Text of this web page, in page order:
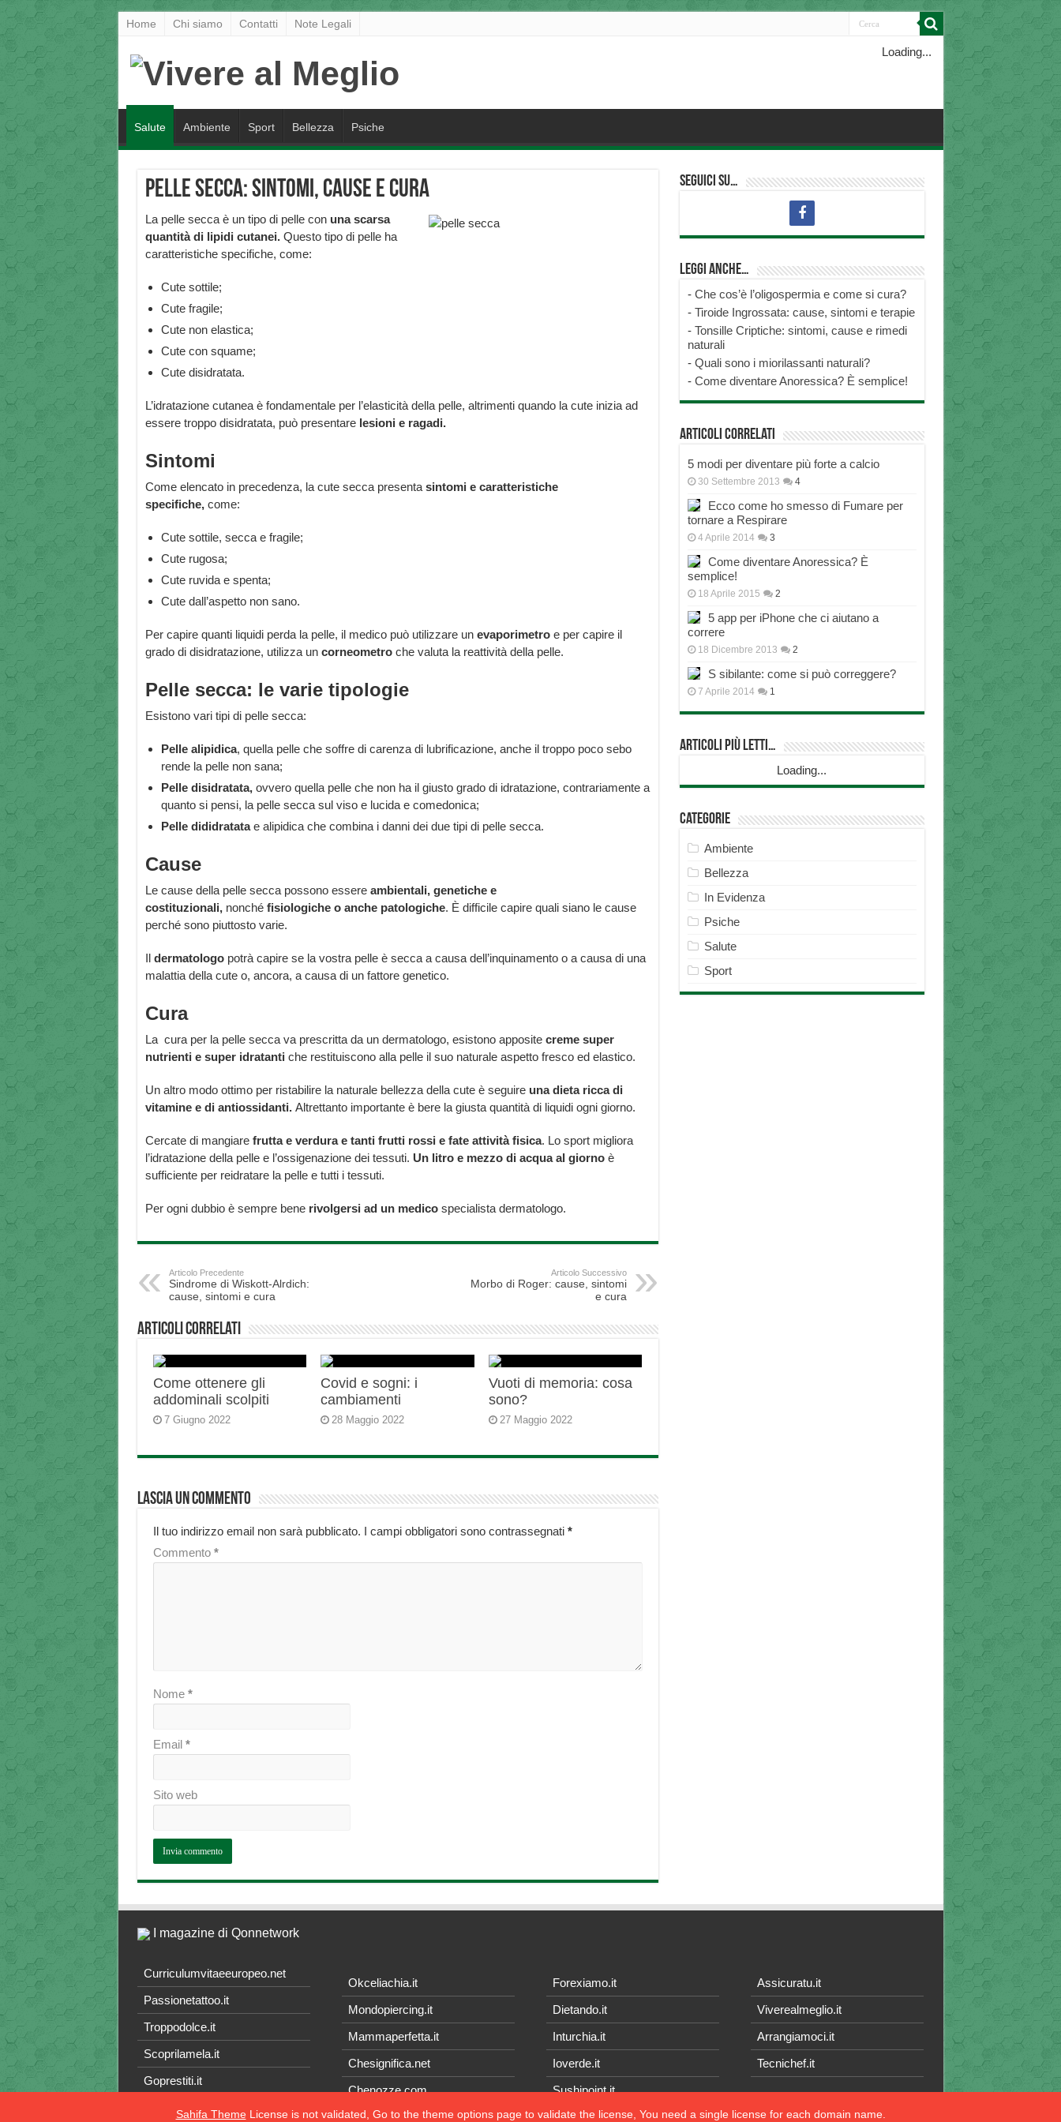
Home Chi siamo Contatti Note Legali
Loading...
Salute Ambiente Sport Bellezza Psiche
Pelle Secca: sintomi, cause e cura
La pelle secca è un tipo di pelle con una scarsa
quantità di lipidi cutanei.Questo tipo di pelle ha
caratteristiche specifiche, come:
Cute sottile;
Cute fragile;
Cute non elastica;
Cute con squame;
Cute disidratata.
L’idratazione cutanea è fondamentale per l’elasticità della pelle, altrimenti quando la cute inizia ad
essere troppo disidratata, può presentare lesioni e ragadi.
Sintomi
Come elencato in precedenza, la cute secca presenta sintomi e caratteristiche
specifiche,come:
Cute sottile, secca e fragile;
Cute rugosa;
Cute ruvida e spenta;
Cute dall’aspetto non sano.
Per capire quanti liquidi perda la pelle, il medico può utilizzare un evaporimetroe per capire il
grado di disidratazione, utilizza un corneometroche valuta la reattività della pelle.
Pelle secca: le varie tipologie
Esistono vari tipi di pelle secca:
Pelle alipidica, quella pelle che soffre di carenza di lubrificazione, anche il troppo poco sebo
rende la pelle non sana;
Pelle disidratata,ovvero quella pelle che non ha il giusto grado di idratazione, contrariamente a
quanto si pensi, la pelle secca sul viso e lucida e comedonica;
Pelle dididratatae alipidica che combina i danni dei due tipi di pelle secca.
Cause
Le cause della pelle secca possono essere ambientali, genetiche e
costituzionali,nonché fisiologiche o anche patologiche. È difficile capire quali siano le cause
perché sono piuttosto varie.
Il dermatologopotrà capire se la vostra pelle è secca a causa dell’inquinamento o a causa di una
malattia della cute o, ancora, a causa di un fattore genetico.
Cura
La cura per la pelle secca va prescritta da un dermatologo, esistono apposite creme super
nutrienti e super idratanti che restituiscono alla pelle il suo naturale aspetto fresco ed elastico.
Un altro modo ottimo per ristabilire la naturale bellezza della cute è seguire una dieta ricca di
vitamine e di antiossidanti. Altrettanto importante è bere la giusta quantità di liquidi ogni giorno.
Cercate di mangiare frutta e verdura e tanti frutti rossi e fate attività fisica. Lo sport migliora
l’idratazione della pelle e l’ossigenazione dei tessuti. Un litro e mezzo di acqua al giornoè
sufficiente per reidratare la pelle e tutti i tessuti.
Per ogni dubbio è sempre bene rivolgersi ad un medicospecialista dermatologo.
Articolo Precedente
Sindrome di Wiskott-Alrdich:
cause, sintomi e cura
Articolo Successivo
Morbo di Roger: cause, sintomi
e cura
Articoli correlati
Come ottenere gli
addominali scolpiti
7 Giugno 2022
Covid e sogni: i
cambiamenti
28 Maggio 2022
Vuoti di memoria: cosa
sono?
27 Maggio 2022
Lascia un commento
Il tuo indirizzo email non sarà pubblicato. I campi obbligatori sono contrassegnati *
Commento *
Nome *
Email *
Sito web
Seguici su…
Leggi anche…
- Che cos’è l’oligospermia e come si cura?
- Tiroide Ingrossata: cause, sintomi e terapie
- Tonsille Criptiche: sintomi, cause e rimedi
naturali
- Quali sono i miorilassanti naturali?
- Come diventare Anoressica? È semplice!
Articoli correlati
5 modi per diventare più forte a calcio
30 Settembre 2013 4
Ecco come ho smesso di Fumare per
tornare a Respirare
4 Aprile 2014 3
Come diventare Anoressica? È
semplice!
18 Aprile 2015 2
5 app per iPhone che ci aiutano a
correre
18 Dicembre 2013 2
S sibilante: come si può correggere?
7 Aprile 2014 1
Articoli più Letti…
Loading...
Categorie
Ambiente
Bellezza
In Evidenza
Psiche
Salute
Sport
I magazine di Qonnetwork
Curriculumvitaeeuropeo.net
Passionetattoo.it
Troppodolce.it
Scoprilamela.it
Goprestiti.it
Okceliachia.it
Mondopiercing.it
Mammaperfetta.it
Chesignifica.net
Chenozze.com
Forexiamo.it
Dietando.it
Inturchia.it
Ioverde.it
Sushipoint.it
Assicuratu.it
Viverealmeglio.it
Arrangiamoci.it
Tecnichef.it
Sahifa ThemeLicense is not validated, Go to the theme options page to validate the license, You need a single license for each domain name.